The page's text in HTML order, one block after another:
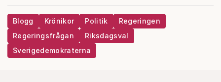
Blogg Krönikor Politik
Regeringen
Regeringsfrågan
Riksdagsval
Sverigedemokraterna